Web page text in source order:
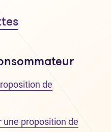
de
proposition de